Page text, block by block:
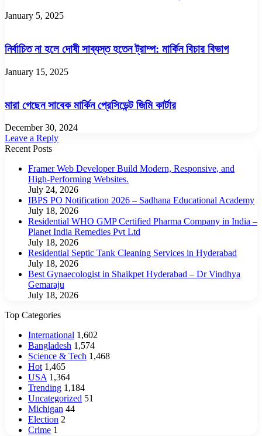
January 5, 2025
নির্বাচিত না হলে দোষী সাব্যস্ত হতেন ট্রাম্প: মার্কিন বিচার বিভাগ
January 15, 2025
মারা গেছেন সাবেক মার্কিন প্রেসিডেন্ট জিমি কার্টার
December 30, 2024
Leave a Reply
Recent Posts
Framer Web Developer Build Modern, Responsive, and
High-Performing Websites.
July 24, 2026
IBPS PO Notification 2026 – Sadhana Educational Academy
July 18, 2026
Residential WHO GMP Certified Pharma Company in India –
Planet India Remedies Pvt Ltd
July 18, 2026
Residential Septic Tank Cleaning Services in Hyderabad
July 18, 2026
Best Gynaecologist in Shaikpet Hyderabad – Dr Vindhya
Gemaraju
July 18, 2026
Top Categories
International 1,602
Bangladesh 1,574
Science & Tech 1,468
Hot 1,465
USA 1,364
Trending 1,184
Uncategorized 51
Michigan 44
Election 2
Crime 1